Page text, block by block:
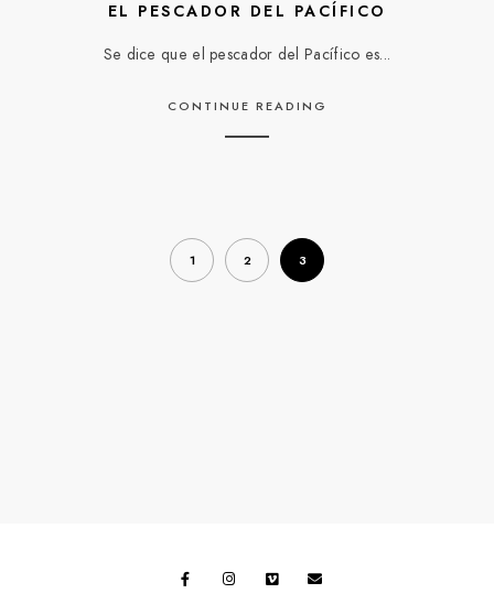
EL PESCADOR DEL PACÍFICO
Se dice que el pescador del Pacífico es...
CONTINUE READING
1 2 3